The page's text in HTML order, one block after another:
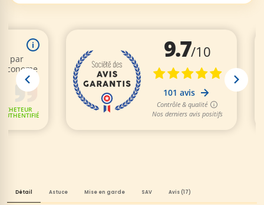
Détail Astuce Mise en garde SAV Avis (17)